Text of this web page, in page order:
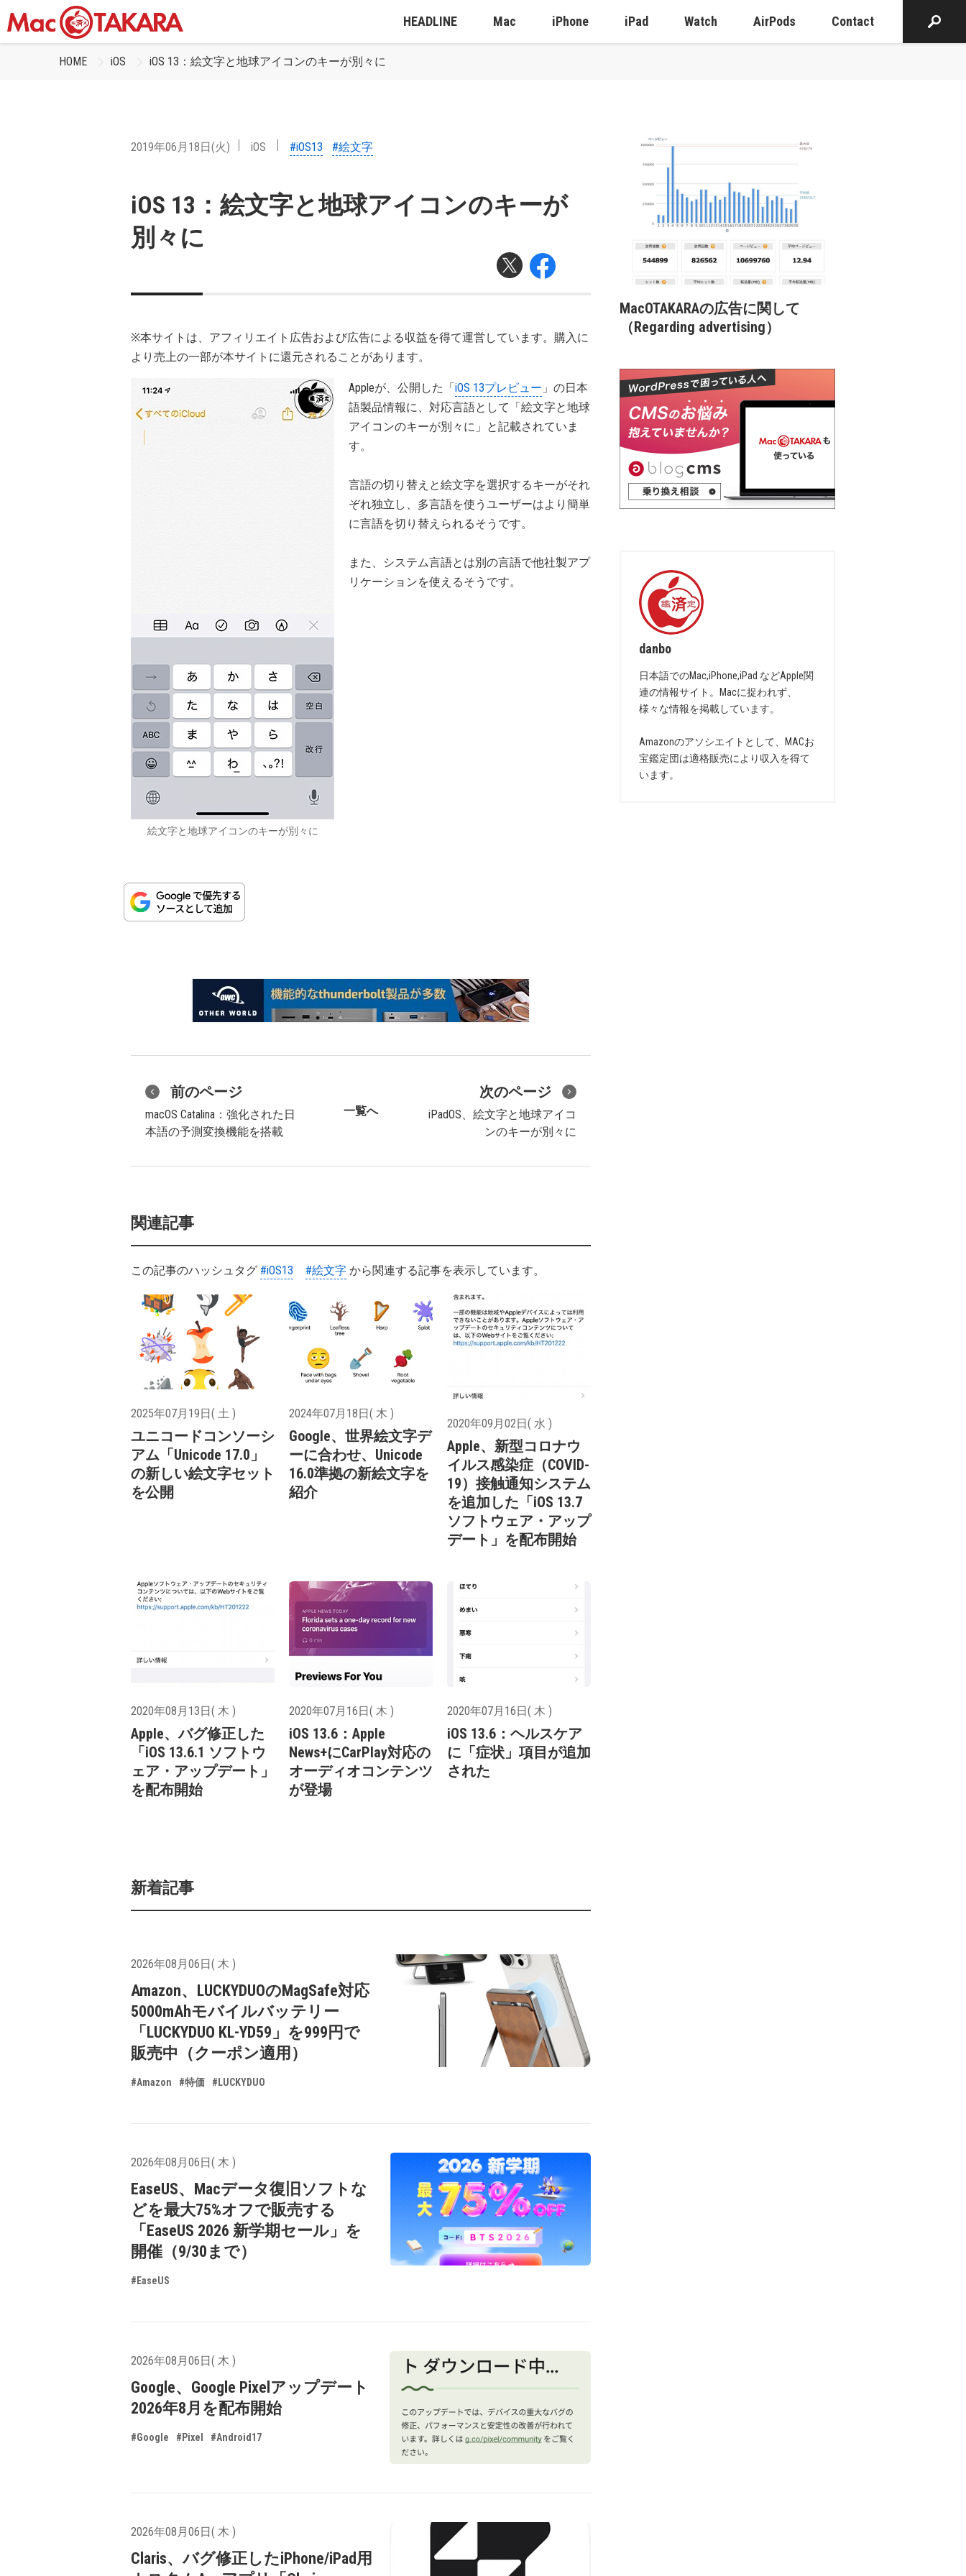
HEADLINE Mac iPhone iPad Watch AirPods Contact
HOME iOS iOS 13：絵文字と地球アイコンのキーが別々に
2019年06月18日(火) iOS #iOS13 #絵文字
iOS 13：絵文字と地球アイコンのキーが
別々に
※本サイトは、アフィリエイト広告および広告による収益を得て運営しています。購入に
より売上の一部が本サイトに還元されることがあります。
絵文字と地球アイコンのキーが別々に
Appleが、公開した「iOS 13プレビュー 」の日本
語製品情報に、対応言語として「絵文字と地球
アイコンのキーが別々に」と記載されていま
す。
言語の切り替えと絵文字を選択するキーがそれ
ぞれ独立し、多言語を使うユーザーはより簡単
に言語を切り替えられるそうです。
また、システム言語とは別の言語で他社製アプ
リケーションを使えるそうです。
前のページ
macOS Catalina：強化された日
本語の予測変換機能を搭載
一覧へ
次のページ
iPadOS、絵文字と地球アイコ
ンのキーが別々に
関連記事
この記事のハッシュタグ #iOS13 #絵文字 から関連する記事を表示しています。
2025年07月19日( 土 )
ユニコードコンソーシ
アム「Unicode 17.0」
の新しい絵文字セット
を公開
2024年07月18日( 木 )
Google、世界絵文字デ
ーに合わせ、Unicode
16.0準拠の新絵文字を
紹介
2020年09月02日( 水 )
Apple、新型コロナウ
イルス感染症（COVID-
19）接触通知システム
を追加した「iOS 13.7
ソフトウェア・アップ
デート」を配布開始
2020年08月13日( 木 )
Apple、バグ修正した
「iOS 13.6.1 ソフトウ
ェア・アップデート」
を配布開始
2020年07月16日( 木 )
iOS 13.6：Apple
News+にCarPlay対応の
オーディオコンテンツ
が登場
2020年07月16日( 木 )
iOS 13.6：ヘルスケア
に「症状」項目が追加
された
新着記事
2026年08月06日( 木 )
Amazon、LUCKYDUOのMagSafe対応
5000mAhモバイルバッテリー
「LUCKYDUO KL-YD59」を999円で
販売中（クーポン適用）
#Amazon #特価 #LUCKYDUO
2026年08月06日( 木 )
EaseUS、Macデータ復旧ソフトな
どを最大75%オフで販売する
「EaseUS 2026 新学期セール」を
開催（9/30まで）
#EaseUS
2026年08月06日( 木 )
Google、Google Pixelアップデート
2026年8月を配布開始
#Google #Pixel #Android17
2026年08月06日( 木 )
Claris、バグ修正したiPhone/iPad用
MacOTAKARAの広告に関して
（Regarding advertising）
danbo
日本語でのMac,iPhone,iPad などApple関
連の情報サイト。Macに捉われず、
様々な情報を掲載しています。
Amazonのアソシエイトとして、MACお
宝鑑定団は適格販売により収入を得て
います。